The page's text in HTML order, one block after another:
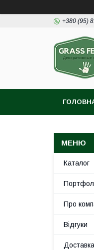
+380 (95)
Каталог
Про
Відгуки